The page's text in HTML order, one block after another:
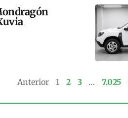
Anterior 1 2 3 … 7.025